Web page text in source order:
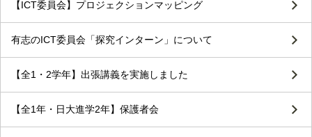
【ICT委員会】プロジェクションマッピング
有志のICT委員会「探究インターン」について
【全1・2学年】出張講義を実施しました
【全1年・日大進学2年】保護者会